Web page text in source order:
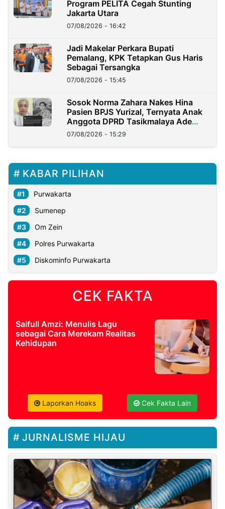
Program PELITA Cegah Stunting
Jakarta Utara
07/08/2026 - 16:42
Jadi Makelar Perkara Bupati
Pemalang, KPK Tetapkan Gus Haris
Sebagai Tersangka
07/08/2026 - 15:45
Sosok Norma Zahara Nakes Hina
Pasien BPJS Yurizal, Ternyata Anak
Anggota DPRD Tasikmalaya Ade
Lukman
07/08/2026 - 15:29
KABAR PILIHAN
Purwakarta
Sumenep
Om Zein
Polres Purwakarta
Diskominfo Purwakarta
CEK FAKTA
Saifull Amzi: Menulis Lagu
sebagai Cara Merekam Realitas
Kehidupan
Laporkan Hoaks Cek Fakta Lain
JURNALISME HIJAU